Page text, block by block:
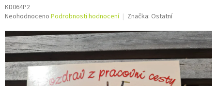
KD064P2
Průměrné
produktu
je
0,0
z
5
hvězdiček.
Neohodnoceno Podrobnosti hodnocení Značka: Ostatní